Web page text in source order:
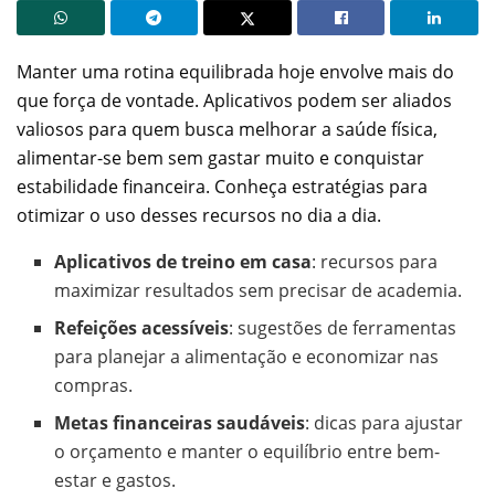
Manter uma rotina equilibrada hoje envolve mais do
que força de vontade. Aplicativos podem ser aliados
valiosos para quem busca melhorar a saúde física,
alimentar-se bem sem gastar muito e conquistar
estabilidade financeira. Conheça estratégias para
otimizar o uso desses recursos no dia a dia.
Aplicativos de treino em casa: recursos para
maximizar resultados sem precisar de academia.
Refeições acessíveis: sugestões de ferramentas
para planejar a alimentação e economizar nas
compras.
Metas financeiras saudáveis: dicas para ajustar
o orçamento e manter o equilíbrio entre bem-
estar e gastos.